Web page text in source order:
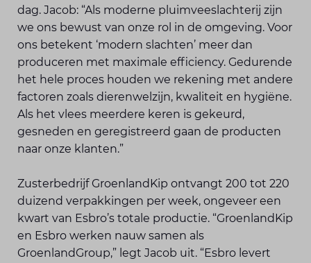
dag. Jacob: “Als moderne pluimvee­slachterij zijn
we ons bewust van onze rol in de omgeving. Voor
ons betekent ‘modern slachten’ meer dan
produceren met maximale efficiency. Gedurende
het hele proces houden we rekening met andere
factoren zoals dierenwelzijn, kwaliteit en hygiëne.
Als het vlees meerdere keren is gekeurd,
gesneden en geregistreerd gaan de producten
naar onze klanten.”
Zusterbedrijf GroenlandKip ontvangt 200 tot 220
duizend verpakkingen per week, ongeveer een
kwart van Esbro’s totale productie. “Groenland­Kip
en Esbro werken nauw samen als
GroenlandGroup,” legt Jacob uit. “Esbro levert